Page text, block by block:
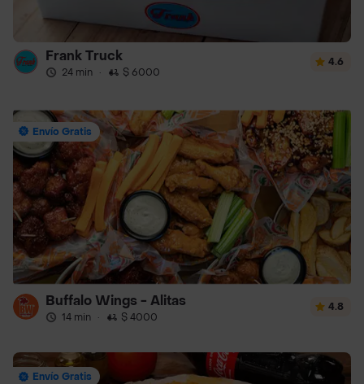
Frank Truck
24 min · $ 6000
4.6
Envío Gratis
Buffalo Wings - Alitas
14 min · $ 4000
4.8
Envío Gratis